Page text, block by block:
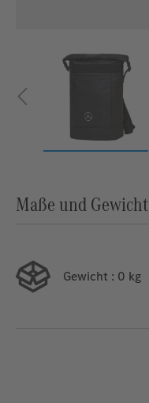
Maße und Gewicht
Gewicht : 0 kg